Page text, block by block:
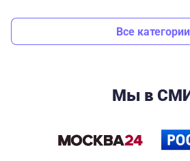
Все категории
Мы в